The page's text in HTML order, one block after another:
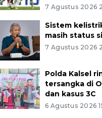
7 Agustus 2026
Sistem
masih status
7 Agustus 2026
Polda Kalsel
tersangka di
dan kasus 3C
6 Agustus 2026